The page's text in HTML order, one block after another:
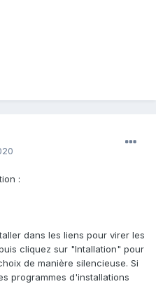
:
dans les liens pour virer les
cliquez sur "Intallation" pour
de manière silencieuse. Si
programmes d'installations